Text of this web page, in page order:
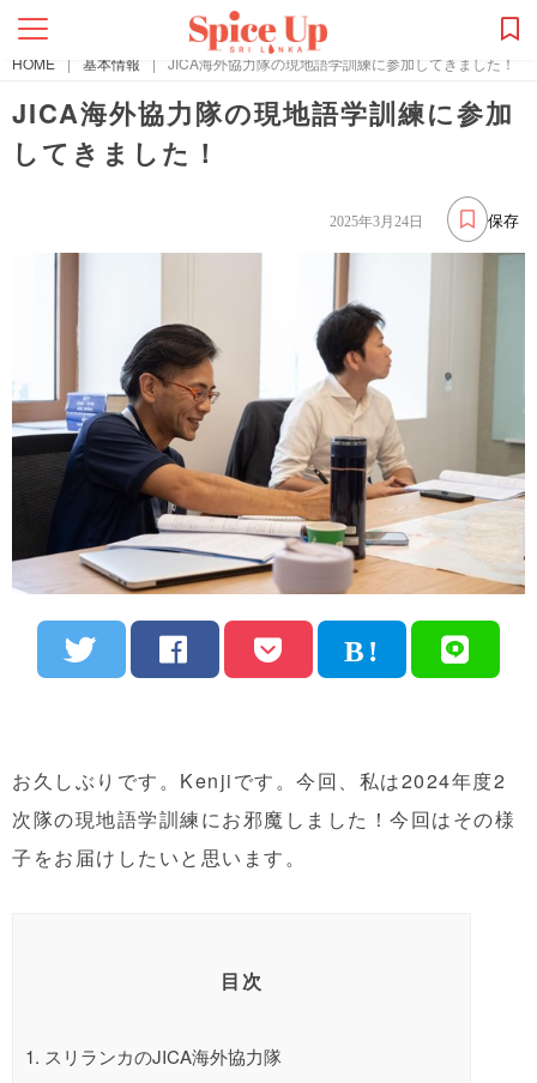
HOME | 基本情報 | JICA海外協力隊の現地語学訓練に参加してきました！
JICA海外協力隊の現地語学訓練に参加
してきました！
保存
2025年3月24日
お久しぶりです。Kenjiです。今回、私は2024年度2
次隊の現地語学訓練にお邪魔しました！今回はその様
子をお届けしたいと思います。
目次
1. スリランカのJICA海外協力隊